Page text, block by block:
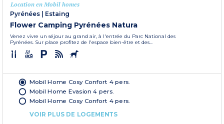
Location en Mobil homes
Pyrénées
Estaing
Flower Camping Pyrénées Natura
Venez vivre un séjour au grand air, à l'entrée du Parc National des
Pyrénées. Sur place profitez de l'espace bien-être et des...
Mobil Home Cosy Confort 4 pers.
Mobil Home Evasion 4 pers.
Mobil Home Cosy Confort 4 pers.
VOIR PLUS DE LOGEMENTS